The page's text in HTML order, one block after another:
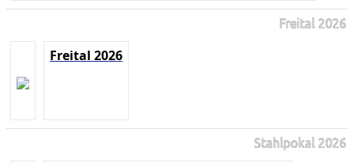
Freital 2026
Freital 2026
Stahlpokal 2026